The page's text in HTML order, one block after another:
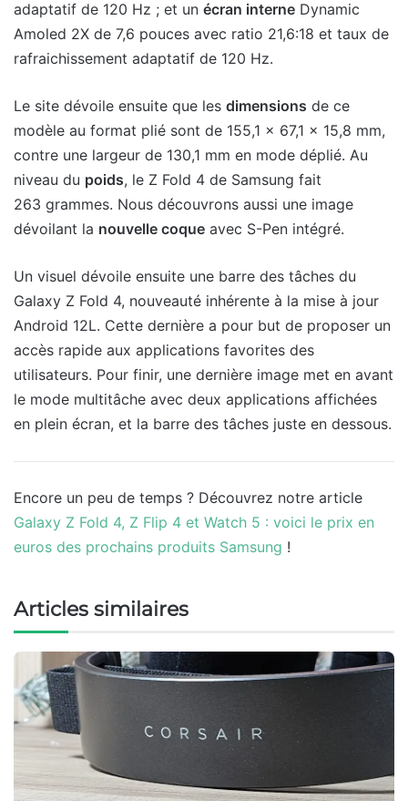
adaptatif de 120 Hz ; et un écran interne Dynamic
Amoled 2X de 7,6 pouces avec ratio 21,6:18 et taux de
rafraichissement adaptatif de 120 Hz.
Le site dévoile ensuite que les dimensions de ce
modèle au format plié sont de 155,1 x 67,1 x 15,8 mm,
contre une largeur de 130,1 mm en mode déplié. Au
niveau du poids, le Z Fold 4 de Samsung fait
263 grammes. Nous découvrons aussi une image
dévoilant la nouvelle coque avec S-Pen intégré.
Un visuel dévoile ensuite une barre des tâches du
Galaxy Z Fold 4, nouveauté inhérente à la mise à jour
Android 12L. Cette dernière a pour but de proposer un
accès rapide aux applications favorites des
utilisateurs. Pour finir, une dernière image met en avant
le mode multitâche avec deux applications affichées
en plein écran, et la barre des tâches juste en dessous.
Encore un peu de temps ? Découvrez notre article
Galaxy Z Fold 4, Z Flip 4 et Watch 5 : voici le prix en
euros des prochains produits Samsung !
Articles similaires